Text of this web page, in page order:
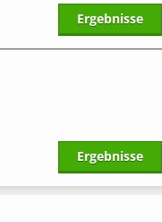
Ergebnisse
Ergebnisse